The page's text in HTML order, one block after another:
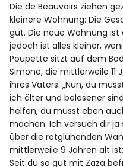
Die de Beauvoirs ziehen
kleinere Wohnung: Die
gut. Die neue Wohnung
jedoch ist alles kleiner,
Poupette sitzt auf dem
Simone, die mittlerweile 11
ihres Vaters. „Nun, du
ich älter und belesener
helfen, du musst eben
machen. Ich versuch dir ja
über die rotglühenden
mittlerweile 9 Jahren alt
Seit du so gut mit Zaza